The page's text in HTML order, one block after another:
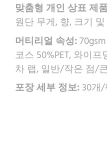
맞춤형 개인 상표 제
원단 무게, 향, 크기
머티리얼 속성:
코스 50%PET, 와이
차 랩, 일반/작은 점/
포장 세부 정보:30개/